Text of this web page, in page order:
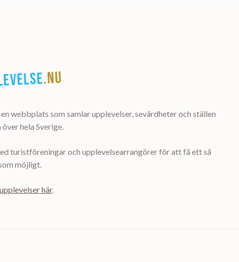
webbplats som samlar upplevelser, sevärdheter och ställen
hela Sverige.
turistföreningar och upplevelsearrangörer för att få ett så
möjligt.
här.